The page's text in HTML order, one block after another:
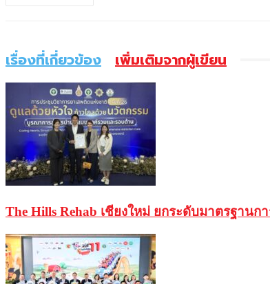
เรื่องที่เกี่ยวข้อง เพิ่มเติมจากผู้เขียน
The Hills Rehab เชียงใหม่ ยกระดับมาตรฐาน